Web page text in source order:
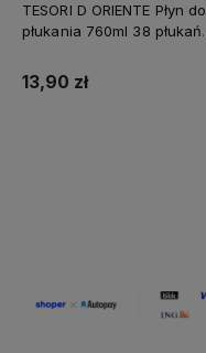
TESORI D ORIENTE Płyn do
płukania 760ml 38 płukań
13,90 zł